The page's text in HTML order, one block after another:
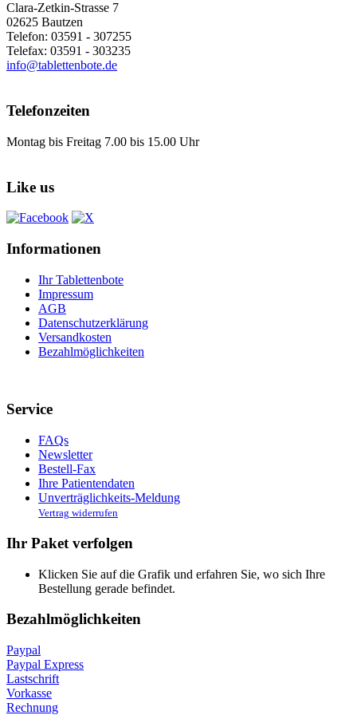
Clara-Zetkin-Strasse 7
02625 Bautzen
Telefon: 03591 - 307255
Telefax: 03591 - 303235
info@tablettenbote.de
Telefonzeiten
Montag bis Freitag 7.00 bis 15.00 Uhr
Like us
Informationen
Ihr Tablettenbote
Impressum
AGB
Datenschutzerklärung
Versandkosten
Bezahlmöglichkeiten
Service
FAQs
Newsletter
Bestell-Fax
Ihre Patientendaten
Unverträglichkeits-Meldung
Vertrag widerrufen
Ihr Paket verfolgen
Klicken Sie auf die Grafik und erfahren Sie, wo sich Ihre
Bestellung gerade befindet.
Bezahlmöglichkeiten
Paypal
Paypal Express
Lastschrift
Vorkasse
Rechnung